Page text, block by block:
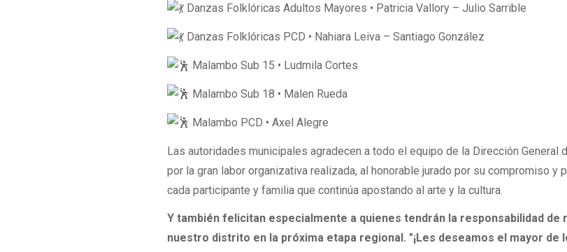
Danzas Folklóricas Adultos Mayores • Patricia Vallory – Julio Sarrible
Danzas Folklóricas PCD • Nahiara Leiva – Santiago González
Malambo Sub 15 • Ludmila Cortes
Malambo Sub 18 • Malen Rueda
Malambo PCD • Axel Alegre
Las autoridades municipales agradecen a todo el equipo de la Dirección General
por la gran labor organizativa realizada, al honorable jurado por su compromiso y
cada participante y familia que continúa apostando al arte y la cultura.
Y también felicitan especialmente a quienes tendrán la responsabilidad de
nuestro distrito en la próxima etapa regional. "¡Les deseamos el mayor de